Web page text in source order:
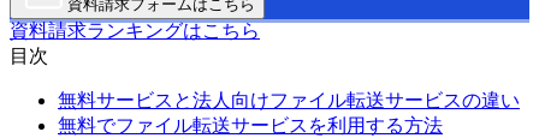
資料請求フォームはこちら
資料請求ランキングはこちら
目次
無料サービスと法人向けファイル転送サービスの違い
無料でファイル転送サービスを利用する方法